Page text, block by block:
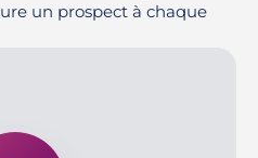
un prospect à chaque